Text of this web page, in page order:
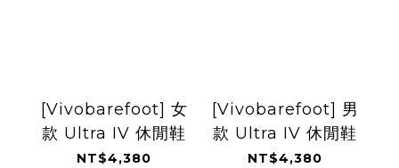
[Vivobarefoot] 女
款 Ultra IV 休閒鞋
NT$4,380
[Vivobarefoot] 男
款 Ultra IV 休閒鞋
NT$4,380